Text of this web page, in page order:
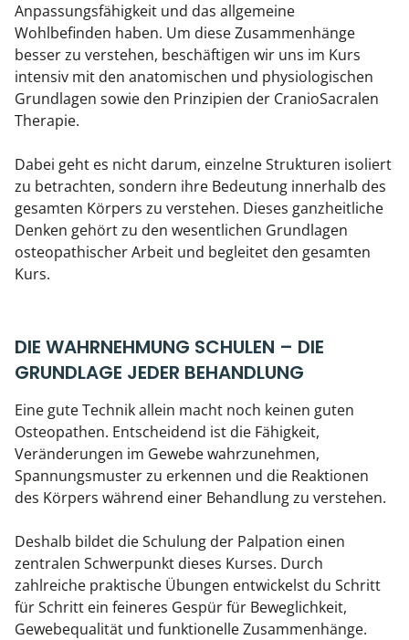
Anpassungsfähigkeit und das allgemeine
Wohlbefinden haben. Um diese Zusammenhänge
besser zu verstehen, beschäftigen wir uns im Kurs
intensiv mit den anatomischen und physiologischen
Grundlagen sowie den Prinzipien der CranioSacralen
Therapie.
Dabei geht es nicht darum, einzelne Strukturen isoliert
zu betrachten, sondern ihre Bedeutung innerhalb des
gesamten Körpers zu verstehen. Dieses ganzheitliche
Denken gehört zu den wesentlichen Grundlagen
osteopathischer Arbeit und begleitet den gesamten
Kurs.
DIE WAHRNEHMUNG SCHULEN – DIE
GRUNDLAGE JEDER BEHANDLUNG
Eine gute Technik allein macht noch keinen guten
Osteopathen. Entscheidend ist die Fähigkeit,
Veränderungen im Gewebe wahrzunehmen,
Spannungsmuster zu erkennen und die Reaktionen
des Körpers während einer Behandlung zu verstehen.
Deshalb bildet die Schulung der Palpation einen
zentralen Schwerpunkt dieses Kurses. Durch
zahlreiche praktische Übungen entwickelst du Schritt
für Schritt ein feineres Gespür für Beweglichkeit,
Gewebequalität und funktionelle Zusammenhänge.